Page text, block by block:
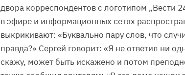
двора корреспондентов с логотипом „Вести
в эфире и информационных сетях
выкрикивают: «Буквально пару слов, что
правда?» Сергей говорит: «Я не ответил ни
скажу, может быть искажено и потом